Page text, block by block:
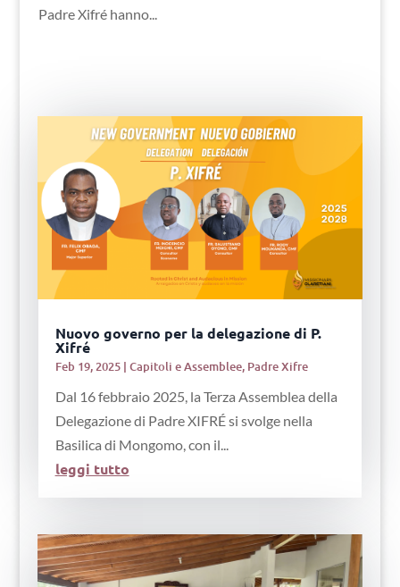
Padre Xifré hanno...
Nuovo governo per la delegazione di P.
Xifré
Feb 19, 2025| Capitoli e Assemblee, Padre Xifre
Dal 16 febbraio 2025, la Terza Assemblea della
Delegazione di Padre XIFRÉ si svolge nella
Basilica di Mongomo, con il...
leggi tutto